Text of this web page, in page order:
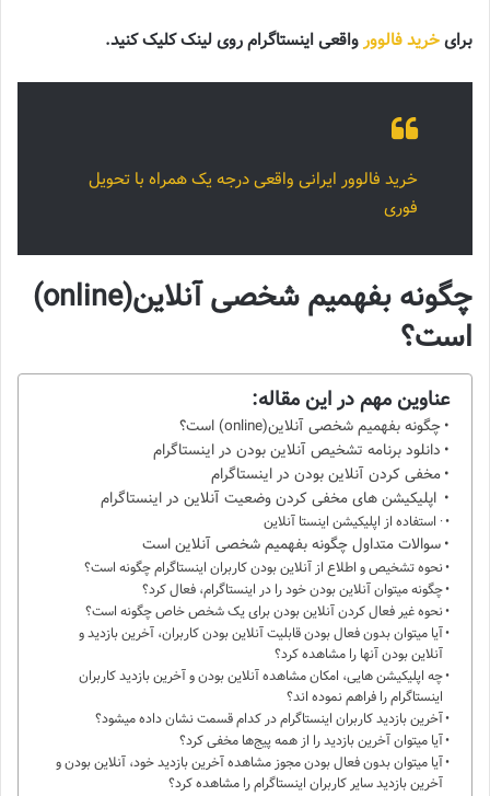
برایخرید فالوورواقعی اینستاگرام روی لینک کلیک کنید.
خرید فالوور ایرانی واقعی درجه یک همراه با تحویل
فوری
چگونه بفهمیم شخصی آنلاین(online)
است؟
عناوین مهم در این مقاله:
چگونه بفهمیم شخصی آنلاین(online) است؟
دانلود برنامه تشخیص آنلاین بودن در اینستاگرام
مخفی ‌کردن آنلاین بودن در اینستاگرام
اپلیکیشن‌ های مخفی کردن وضعیت آنلاین در اینستاگرام
· استفاده از اپلیکیشن اینستا آنلاین
سوالات متداول چگونه بفهمیم شخصی آنلاین است
نحوه تشخیص و اطلاع از آنلاین بودن کاربران اینستاگرام چگونه است؟
چگونه میتوان آنلاین بودن خود را در اینستاگرام، فعال کرد؟
نحوه غیر فعال کردن آنلاین بودن برای یک شخص خاص چگونه است؟
آیا میتوان بدون فعال بودن قابلیت آنلاین بودن کاربران، آخرین بازدید و
آنلاین بودن آنها را مشاهده کرد؟
چه اپلیکیشن‌ هایی، امکان مشاهده آنلاین بودن و آخرین بازدید کاربران
اینستاگرام را فراهم نموده‌ اند؟
آخرین بازدید کاربران اینستاگرام در کدام قسمت نشان داده میشود؟
آیا میتوان آخرین بازدید را از همه پیج‌ها مخفی کرد؟
آیا میتوان بدون فعال بودن مجوز مشاهده آخرین بازدید خود، آنلاین بودن و
آخرین بازدید سایر کاربران اینستاگرام را مشاهده کرد؟